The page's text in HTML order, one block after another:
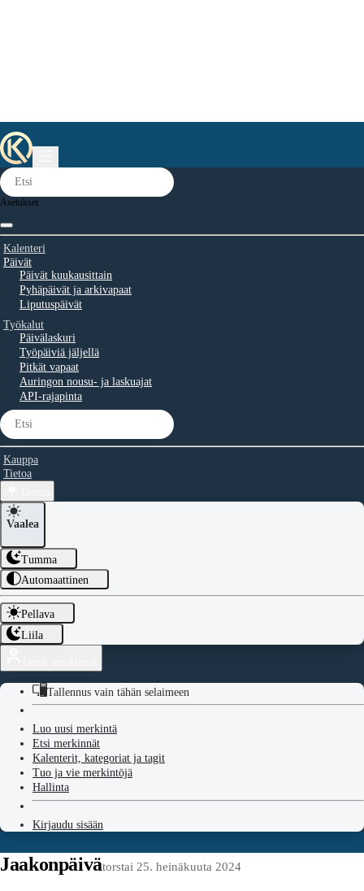
Asetukset
Kalenteri
Päivät
Päivät kuukausittain
Pyhäpäivät ja arkivapaat
Liputuspäivät
Työkalut
Päivälaskuri
Työpäiviä jäljellä
Pitkät vapaat
Auringon nousu- ja laskuajat
API-rajapinta
Kauppa
Tietoa
Vaalea
Tumma
Automaattinen
Pellava
Liila
Tallennus vain tähän selaimeen
Luo uusi merkintä
Etsi merkinnät
Kalenterit, kategoriat ja tagit
Tuo ja vie merkintöjä
Hallinta
Kirjaudu sisään
Jaakonpäivätorstai 25. heinäkuuta 2024